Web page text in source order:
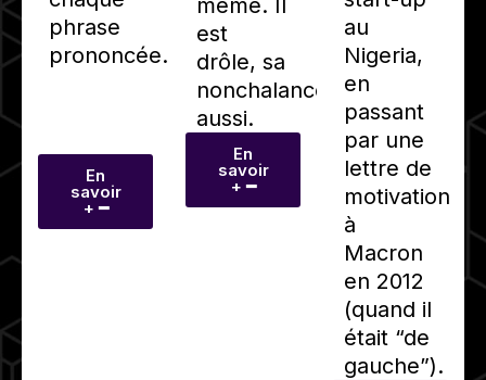
phrase
prononcée.
En
savoir
+ ━
est
drôle, sa
nonchalance
aussi.
En
savoir
+ ━
au
Nigeria,
en
passant
par une
lettre de
motivation
à
Macron
en 2012
(quand il
était “de
gauche”).